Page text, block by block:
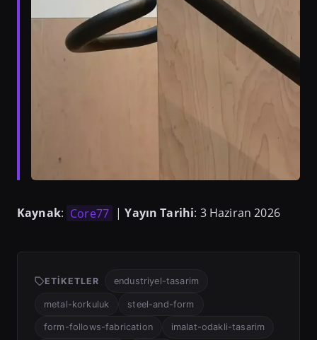
Kaynak: Core77 |Yayın Tarihi: 3 Haziran 2026
ETIKETLER endustriyel-tasarim
metal-korkuluk steel-and-form
form-follows-fabrication imalat-odakli-tasarim